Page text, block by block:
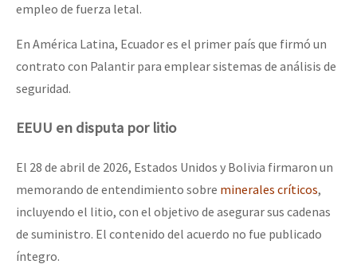
empleo de fuerza letal.
En América Latina, Ecuador es el primer país que firmó un
contrato con Palantir para emplear sistemas de análisis de
seguridad.
EEUU en disputa por litio
El 28 de abril de 2026, Estados Unidos y Bolivia firmaron un
memorando de entendimiento sobre minerales críticos,
incluyendo el litio, con el objetivo de asegurar sus cadenas
de suministro. El contenido del acuerdo no fue publicado
íntegro.